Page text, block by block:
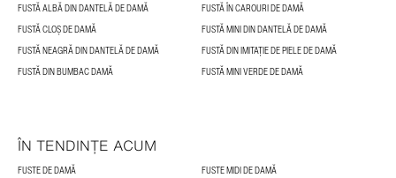
FUSTĂ ALBĂ DIN DANTELĂ DE DAMĂ
FUSTĂ ÎN CAROURI DE DAMĂ
FUSTĂ CLOȘ DE DAMĂ
FUSTĂ MINI DIN DANTELĂ DE DAMĂ
FUSTĂ NEAGRĂ DIN DANTELĂ DE DAMĂ
FUSTĂ DIN IMITAȚIE DE PIELE DE DAMĂ
FUSTĂ DIN BUMBAC DAMĂ
FUSTĂ MINI VERDE DE DAMĂ
ÎN TENDINȚE ACUM
FUSTE DE DAMĂ
FUSTE MIDI DE DAMĂ